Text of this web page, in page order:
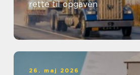
rette til opgaven
26. maj 2026